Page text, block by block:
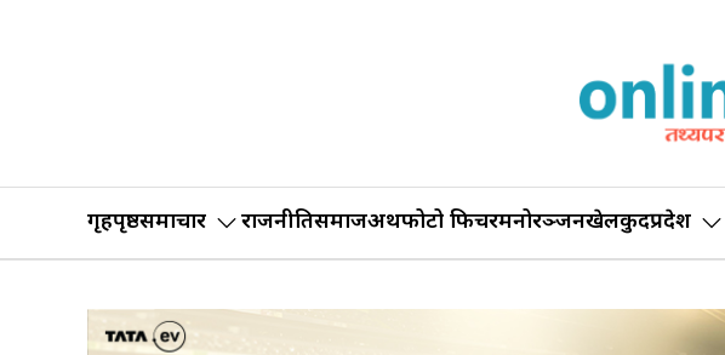
गृहपृष्ठसमाचार राजनीतिसमाजअर्थफोटो फिचरमनोरञ्जनखेलकुदप्रदेश